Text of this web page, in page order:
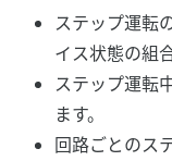
ステップ運転
イス状態の組
ステップ運転
ます。
回路ごとのス